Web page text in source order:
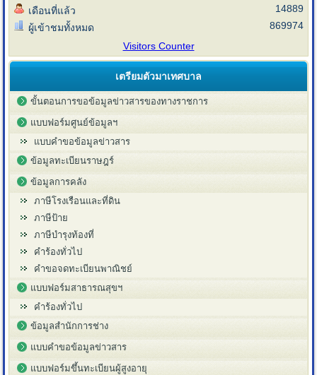
เดือนที่แล้ว
ผู้เข้าชมทั้งหมด
14889
869974
Visitors Counter
เตรียมตัวมาเทศบาล
ขั้นตอนการขอข้อมูลข่าวสารของทางราชการ
แบบฟอร์มศูนย์ข้อมูลฯ
แบบคำขอข้อมูลข่าวสาร
ข้อมูลทะเบียนราษฎร์
ข้อมูลการคลัง
ภาษีโรงเรือนและที่ดิน
ภาษีป้าย
ภาษีบำรุงท้องที่
คำร้องทั่วไป
คำขอจดทะเบียนพาณิชย์
แบบฟอร์มสาธารณสุขฯ
คำร้องทั่วไป
ข้อมูลสำนักการช่าง
แบบคำขอข้อมูลข่าวสาร
แบบฟอร์มขึ้นทะเบียนผู้สูงอายุ